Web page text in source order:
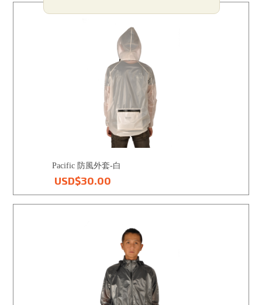
TH 泰國
AE 阿聯
IN 印度
TR 土耳其
VN 越南
Pacific 防風外套-白
USD$30.00